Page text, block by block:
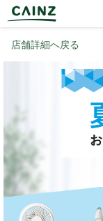
店舗詳細へ戻る